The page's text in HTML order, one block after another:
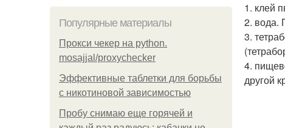
Популярные материалы
Прокси чекер на python.
mosajjal/proxychecker
Эффективные таблетки для борьбы
с никотиновой зависимостью
Пробу снимаю еще горячей и
1. клей
2. вода.
3.
4.
другой